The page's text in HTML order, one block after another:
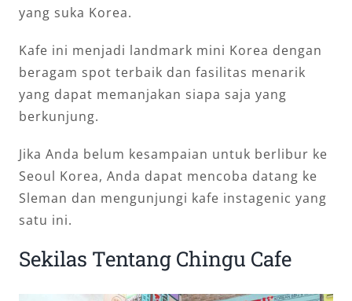
yang suka Korea.
Kafe ini menjadi landmark mini Korea dengan
beragam spot terbaik dan fasilitas menarik
yang dapat memanjakan siapa saja yang
berkunjung.
Jika Anda belum kesampaian untuk berlibur ke
Seoul Korea, Anda dapat mencoba datang ke
Sleman dan mengunjungi kafe instagenic yang
satu ini.
Sekilas Tentang Chingu Cafe